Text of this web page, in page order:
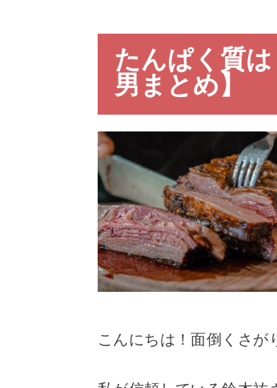
たんぱく質
男まとめ】
こんにちは！面倒くさが